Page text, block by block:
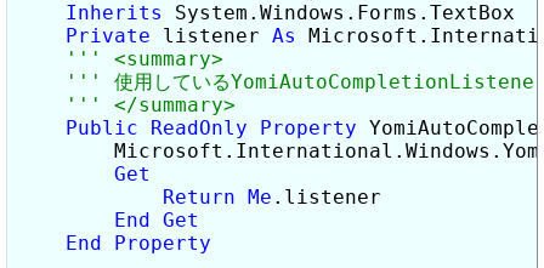
Inherits
System.Windows.Forms.TextBox
Private listener As
Public
ReadOnly Property
Get
Return
Me .listener
End
Get
End
Property